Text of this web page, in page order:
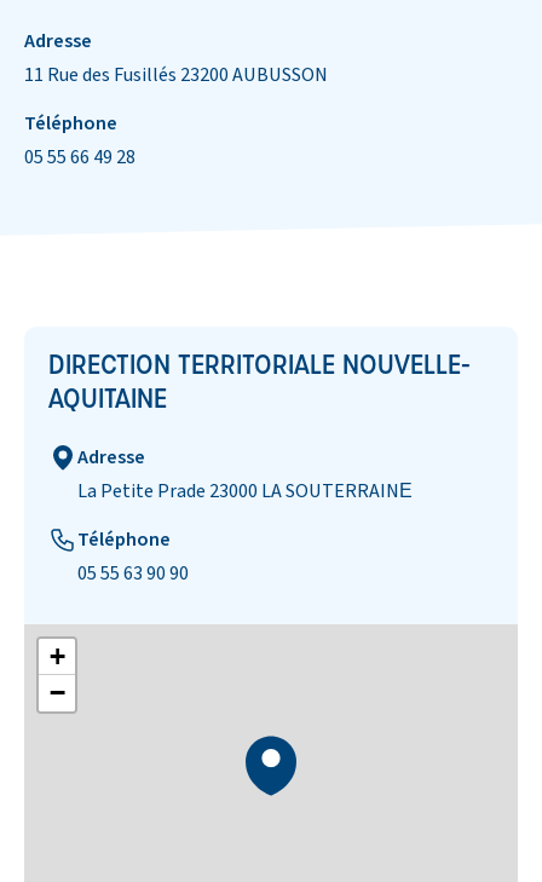
Informations de contact
Adresse
11 Rue des Fusillés 23200 AUBUSSON
Téléphone
05 55 66 49 28
DIRECTION TERRITORIALE NOUVELLE-
AQUITAINE
Adresse
La Petite Prade 23000 LA SOUTERRAINE​
Téléphone
05 55 63 90 90
+
−